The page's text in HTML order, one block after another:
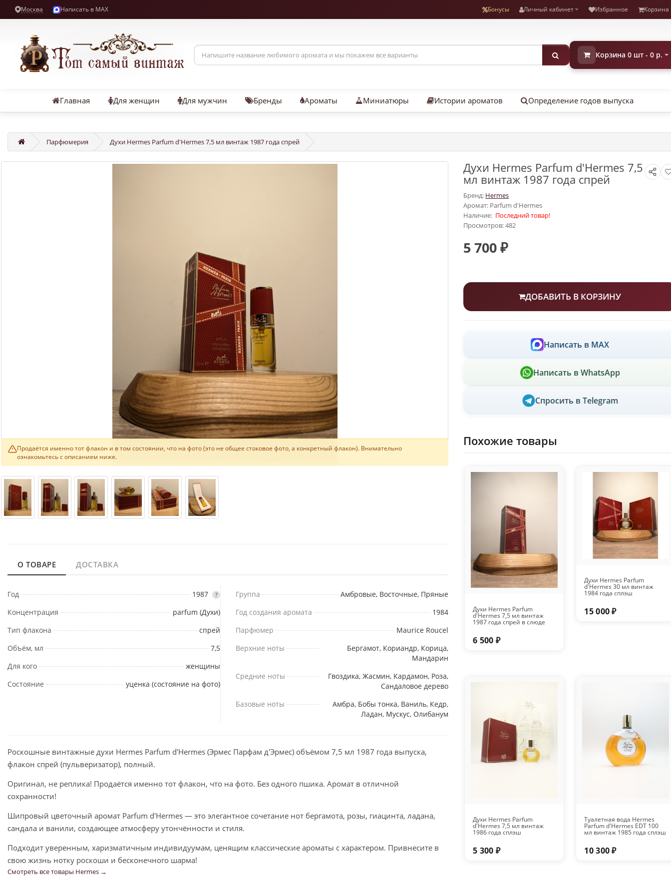
Москва Написать в MAX Бонусы Личный кабинет Избранное Корзина
Корзина 0 шт - 0 р.
Главная Для женщин Для мужчин Бренды Ароматы Миниатюры Истории ароматов Определение годов выпуска
Парфюмерия Духи Hermes Parfum d'Hermes 7,5 мл винтаж 1987 года спрей
Продаётся именно тот флакон и в том состоянии, что на фото (это не общее стоковое фото, а конкретный флакон). Внимательно
ознакомьтесь с описанием ниже.
О ТОВАРЕ ДОСТАВКА
Год 1987 ?
Концентрация
parfum (Духи)
Тип флакона
спрей
Объём, мл
7,5
Для кого
женщины
Состояние
уценка (состояние на фото)
Группа
Амбровые, Восточные, Пряные
Год создания аромата
1984
Парфюмер
Maurice Roucel
Верхние ноты
Бергамот, Кориандр, Корица,
Мандарин
Средние ноты
Гвоздика, Жасмин, Кардамон, Роза,
Сандаловое дерево
Базовые ноты
Амбра, Бобы тонка, Ваниль, Кедр,
Ладан, Мускус, Олибанум
Роскошные винтажные духи Hermes Parfum d'Hermes (Эрмес Парфам д'Эрмес) объёмом 7,5 мл 1987 года выпуска,
флакон спрей (пульверизатор), полный.
Оригинал, не реплика! Продаётся именно тот флакон, что на фото. Без одного пшика. Аромат в отличной
сохранности!
Шипровый цветочный аромат Parfum d'Hermes — это элегантное сочетание нот бергамота, розы, гиацинта, ладана,
сандала и ванили, создающее атмосферу утончённости и стиля.
Подходит уверенным, харизматичным индивидуумам, ценящим классические ароматы с характером. Привнесите в
свою жизнь нотку роскоши и бесконечного шарма!
Смотреть все товары Hermes →
Духи Hermes Parfum d'Hermes 7,5
мл винтаж 1987 года спрей
Бренд: Hermes
Аромат: Parfum d'Hermes
Наличие: Последний товар!
Просмотров: 482
5 700 ₽
ДОБАВИТЬ В КОРЗИНУ
Написать в MAX
Написать в WhatsApp
Спросить в Telegram
Похожие товары
Духи Hermes Parfum
d'Hermes 7,5 мл винтаж
1987 года спрей в слюде
6 500 ₽
Духи Hermes Parfum
d'Hermes 30 мл винтаж
1984 года сплэш
15 000 ₽
Духи Hermes Parfum
d'Hermes 7,5 мл винтаж
1986 года сплэш
5 300 ₽
Туалетная вода Hermes
Parfum d'Hermes EDT 100
мл винтаж 1985 года сплэш
10 300 ₽